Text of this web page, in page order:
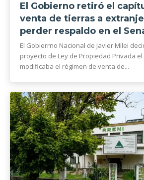
El Gobierno retiró el
venta de tierras a
perder respaldo en el
El Gobierrno Nacional de Javier Milei
proyecto de Ley de Propiedad Privada
modificaba el régimen de venta de...